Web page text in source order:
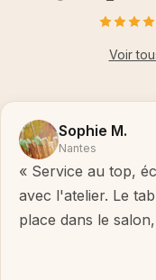
Voir
Sophie M.
Nantes
« Service au top,
avec l'atelier. Le
place dans le